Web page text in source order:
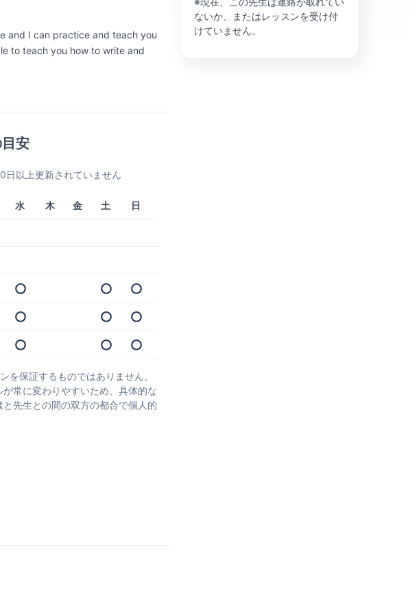
and I can practice and teach you
to teach you how to write and
安
日以上更新されていません
水 木 金 土 日
を保証するものではありません。
常に変わりやすいため、具体的な
先生との間の双方の都合で個人的
ないか、またはレッスンを受け付
けていません。